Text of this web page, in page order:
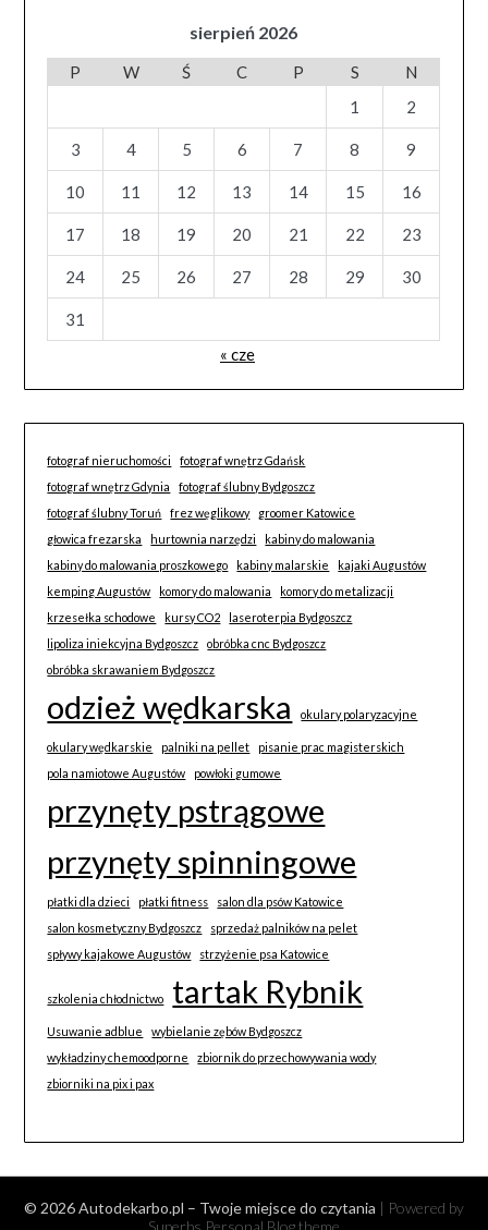
sierpień 2026
P W Ś C P S
N
1
2
3 4 5 6 7 8 9
10 11 12 13 14 15 16
17 18 19 20 21 22 23
24 25 26 27 28 29 30
31
« cze
fotograf nieruchomości
fotograf wnętrz Gdańsk
fotograf wnętrz Gdynia
fotograf ślubny Bydgoszcz
fotograf ślubny Toruń
frez węglikowy
groomer Katowice
głowica frezarska
hurtownia narzędzi
kabiny do malowania
kabiny do malowania proszkowego
kabiny malarskie
kajaki Augustów
kemping Augustów
komory do malowania
komory do metalizacji
krzesełka schodowe
kursy CO2
laseroterpia Bydgoszcz
lipoliza iniekcyjna Bydgoszcz
obróbka cnc Bydgoszcz
obróbka skrawaniem Bydgoszcz
odzież wędkarska okulary polaryzacyjne
okulary wędkarskie palniki na pellet
pisanie prac magisterskich
pola namiotowe Augustów
powłoki gumowe
przynęty pstrągowe
przynęty spinningowe
płatki dla dzieci płatki fitness
salon dla psów Katowice
salon kosmetyczny Bydgoszcz
sprzedaż palników na pelet
spływy kajakowe Augustów
strzyżenie psa Katowice
szkolenia chłodnictwo tartak Rybnik
Usuwanie adblue
wybielanie zębów Bydgoszcz
wykładziny chemoodporne
zbiornik do przechowywania wody
zbiorniki na pix i pax
© 2026 Autodekarbo.pl – Twoje miejsce do czytania | Powered by
Superbs Personal Blog theme